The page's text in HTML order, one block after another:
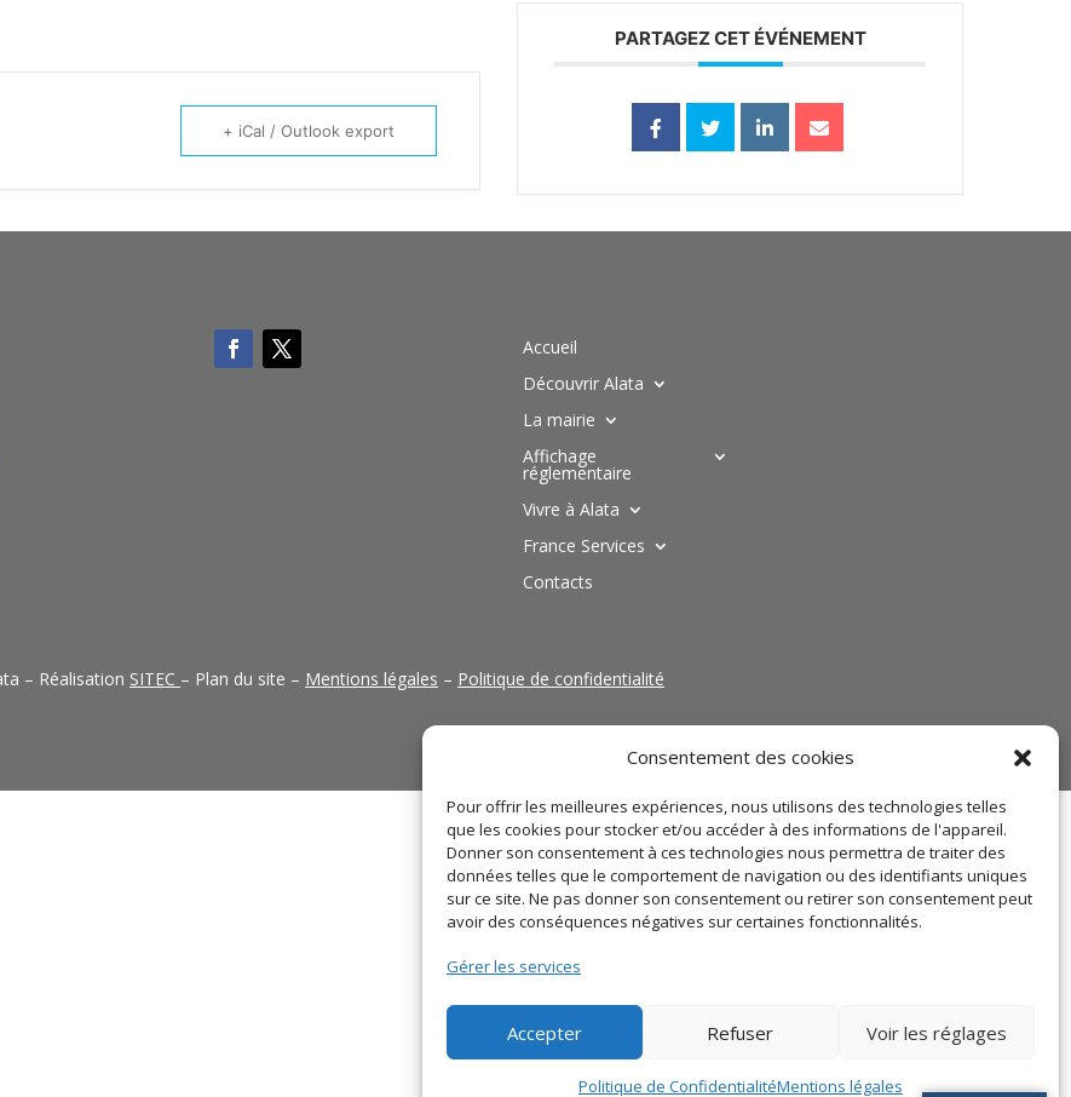
Consentement des cookies
Pour offrir les meilleures expériences, nous utilisons des technologies telles
que les cookies pour stocker et/ou accéder à des informations de l'appareil.
Donner son consentement à ces technologies nous permettra de traiter des
données telles que le comportement de navigation ou des identifiants uniques
sur ce site. Ne pas donner son consentement ou retirer son consentement peut
avoir des conséquences négatives sur certaines fonctionnalités.
Gérer les services
Accepter Refuser Voir les réglages
Politique de ConfidentialitéMentions légales
+ iCal / Outlook export
PARTAGEZ CET ÉVÉNEMENT
Accueil
Découvrir Alata
La mairie
Affichage
réglementaire
Vivre à Alata
France Services
Contacts
– Réalisation SITEC – Plan du site – Mentions légales – Politique de confidentialité